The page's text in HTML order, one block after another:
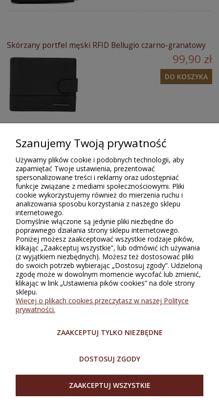
Skórzany portfel męski RFID Bellugio czarno-granatowy
99,90 zł
DO KOSZYKA
Opinie o produkcie (0)
Tylko zarejestrowani klienci Sklepu Bellugio, którzy kupili lub
używali ten produkt, mogą wystawiać recenzję. Ocena podana w
gwiazdkach (do 5) jest średnią wszystkich ocen. Po moderacji
publikujemy zarówno pozytywne, jak i negatywne opinie.
SZYBKI KONTAKT
Szanujemy Twoją prywatność
Używamy plików cookie i podobnych technologii, aby
zapamiętać Twoje ustawienia, prezentować
spersonalizowane treści i reklamy oraz udostępniać
funkcje związane z mediami społecznościowymi. Pliki
cookie wykorzystujemy również do mierzenia ruchu i
analizowania sposobu korzystania z naszego sklepu
internetowego.
Domyślnie włączone są jedynie pliki niezbędne do
poprawnego działania strony sklepu internetowego.
Poniżej możesz zaakceptować wszystkie rodzaje pików,
klikając „Zaakceptuj wszystkie”, lub odmówić ich używania
(z wyjątkiem niezbędnych). Możesz też dostosować pliki
do swoich potrzeb wybierając „Dostosuj zgody”. Udzieloną
zgodę może w dowolnym momencie wycofać lub zmienić,
klikając w link „Ustawienia pików cookies” na dole strony
sklepu.
Więcej o plikach cookies przeczytasz w naszej Polityce
prywatności.
ZAAKCEPTUJ TYLKO NIEZBĘDNE
DOSTOSUJ ZGODY
ZAAKCEPTUJ WSZYSTKIE